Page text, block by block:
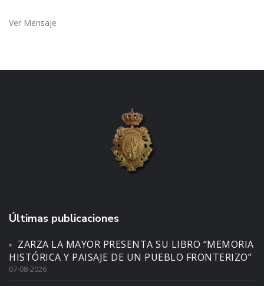
Ver Mensaje
Últimas publicaciones
ZARZA LA MAYOR PRESENTA SU LIBRO “MEMORIA
HISTÓRICA Y PAISAJE DE UN PUEBLO FRONTERIZO”
07-08-2026